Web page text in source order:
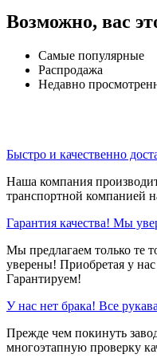
Возможно, вас
Самые популярные
Распродажа
Недавно
Быстро и качественно
Наша компания
транспортной компанией
Гарантия качества! Мы
Мы предлагаем только те
уверены! Приобретая у
Гарантируем!
У нас нет брака! Все
Прежде чем покинуть
многоэтапную проверку